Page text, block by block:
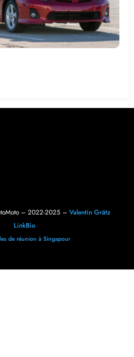
– 2022-2025 –Valentin Grätz
LinkBio
de réunion à Singapour